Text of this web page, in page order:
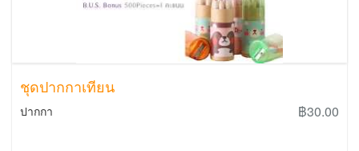
ชุดปากกาเทียน
ปากกา ฿30.00